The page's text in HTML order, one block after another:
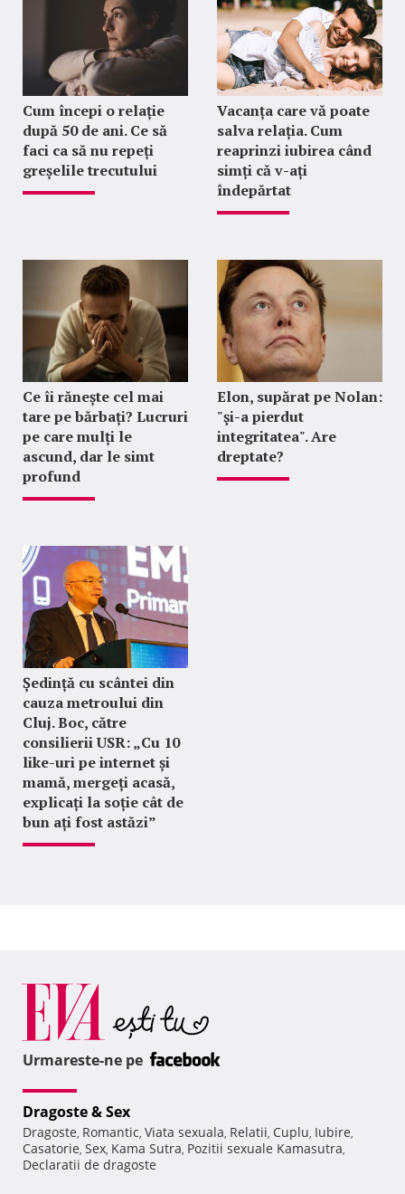
Cum începi o relație
după 50 de ani. Ce să
faci ca să nu repeți
greșelile trecutului
Vacanța care vă poate
salva relația. Cum
reaprinzi iubirea când
simți că v-ați
îndepărtat
Ce îi rănește cel mai
tare pe bărbați? Lucruri
pe care mulți le
ascund, dar le simt
profund
Elon, supărat pe Nolan:
"şi-a pierdut
integritatea". Are
dreptate?
Ședință cu scântei din
cauza metroului din
Cluj. Boc, către
consilierii USR: „Cu 10
like-uri pe internet și
mamă, mergeți acasă,
explicați la soție cât de
bun ați fost astăzi”
Urmareste-ne pe
Dragoste & Sex
Dragoste, Romantic, Viata sexuala, Relatii, Cuplu, Iubire,
Casatorie, Sex, Kama Sutra, Pozitii sexuale Kamasutra,
Declaratii de dragoste